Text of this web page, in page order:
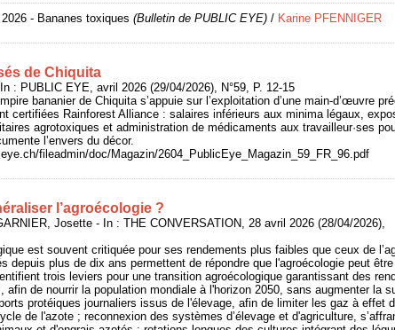
2026 - Bananes toxiques (Bulletin de PUBLIC EYE) / Karine PFENNIGER
de Chiquita
: PUBLIC EYE, avril 2026 (29/04/2026), N°59, P. 12-15
bananier de Chiquita s’appuie sur l’exploitation d’une main-d’œuvre
certifiées Rainforest Alliance : salaires inférieurs aux minima légaux,
agrotoxiques et administration de médicaments aux travailleur·ses
l’envers du décor.
fileadmin/doc/Magazin/2604_PublicEye_Magazin_59_FR_96.pdf
l’agroécologie ?
Josette - In : THE CONVERSATION, 28 avril 2026 (28/04/2026),
est souvent critiquée pour ses rendements plus faibles que ceux de
depuis plus de dix ans permettent de répondre que l'agroécologie peut
trois leviers pour une transition agroécologique garantissant des
afin de nourrir la population mondiale à l'horizon 2050, sans augmenter la
protéiques journaliers issus de l'élevage, afin de limiter les gaz à effet
de l'azote ; reconnexion des systèmes d’élevage et d'agriculture,